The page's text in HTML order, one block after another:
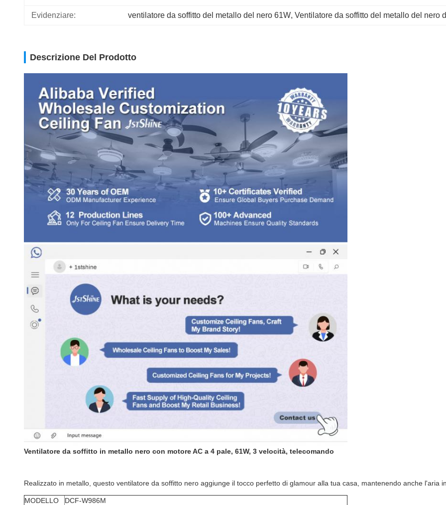
Evidenziare: ventilatore da soffitto del metallo del nero 61W, Ventilatore da soffitto del metallo del nero
Descrizione Del Prodotto
Ventilatore da soffitto in metallo nero con motore AC a 4 pale, 61W, 3 velocità, telecomando
Realizzato in metallo, questo ventilatore da soffitto nero aggiunge il tocco perfetto di glamour alla tua casa, mantenendo anche l'aria
MODELLO
DCF-W986M